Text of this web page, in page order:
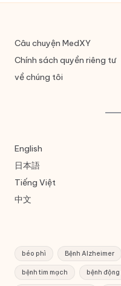
Câu chuyện MedXY
Chính sách quyền riêng tư
về chúng tôi
English
日本語
Tiếng Việt
中文
béo phì Bệnh Alzheimer
bệnh tim mạch bệnh